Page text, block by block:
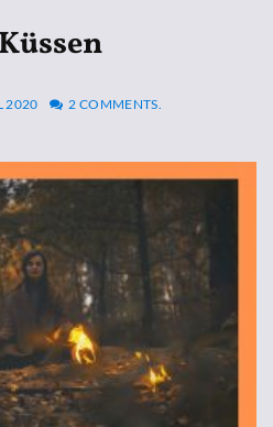
2020 2 COMMENTS.